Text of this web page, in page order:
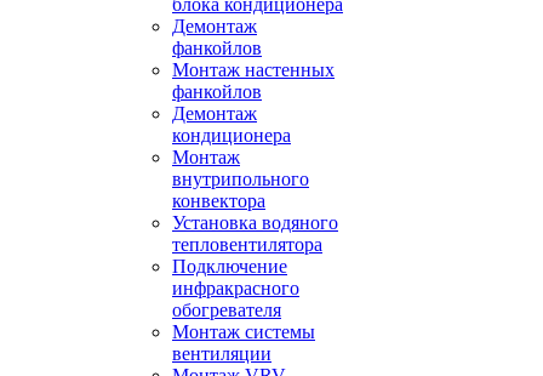
блока кондиционера
Демонтаж
фанкойлов
Монтаж настенных
фанкойлов
Демонтаж
кондиционера
Монтаж
внутрипольного
конвектора
Установка водяного
тепловентилятора
Подключение
инфракрасного
обогревателя
Монтаж системы
вентиляции